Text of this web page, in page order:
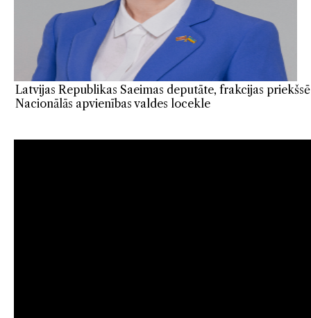
Latvijas Republikas Saeimas deputāte, frakcijas
Nacionālās apvienības valdes locekle